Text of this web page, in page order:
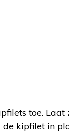
toe.
kipfilet in